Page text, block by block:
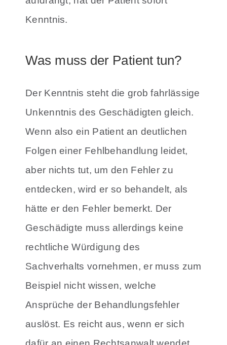
Kenntnis.
Was muss der Patient tun?
Der Kenntnis steht die grob fahrlässige
Unkenntnis des Geschädigten gleich.
Wenn also ein Patient an deutlichen
Folgen einer Fehlbehandlung leidet,
aber nichts tut, um den Fehler zu
entdecken, wird er so behandelt, als
hätte er den Fehler bemerkt. Der
Geschädigte muss allerdings keine
rechtliche Würdigung des
Sachverhalts vornehmen, er muss zum
Beispiel nicht wissen, welche
Ansprüche der Behandlungsfehler
auslöst. Es reicht aus, wenn er sich